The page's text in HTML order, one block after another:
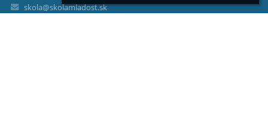
skola@skolamladost.sk